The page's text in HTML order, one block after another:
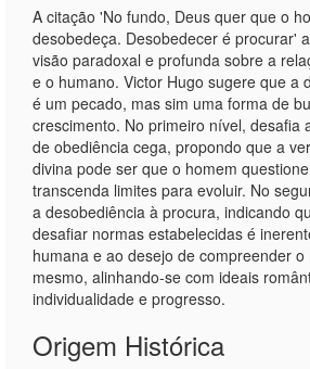
A citação 'No fundo, Deus quer que o
desobedeça. Desobedecer é procurar'
visão paradoxal e profunda sobre a
e o humano. Victor Hugo sugere que a
é um pecado, mas sim uma forma de
crescimento. No primeiro nível, desafia
de obediência cega, propondo que a
divina pode ser que o homem
transcenda limites para evoluir. No
a desobediência à procura, indicando
desafiar normas estabelecidas é
humana e ao desejo de compreender
mesmo, alinhando-se com ideais
individualidade e progresso.
Origem Histórica